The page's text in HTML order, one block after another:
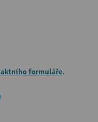
formuláře.